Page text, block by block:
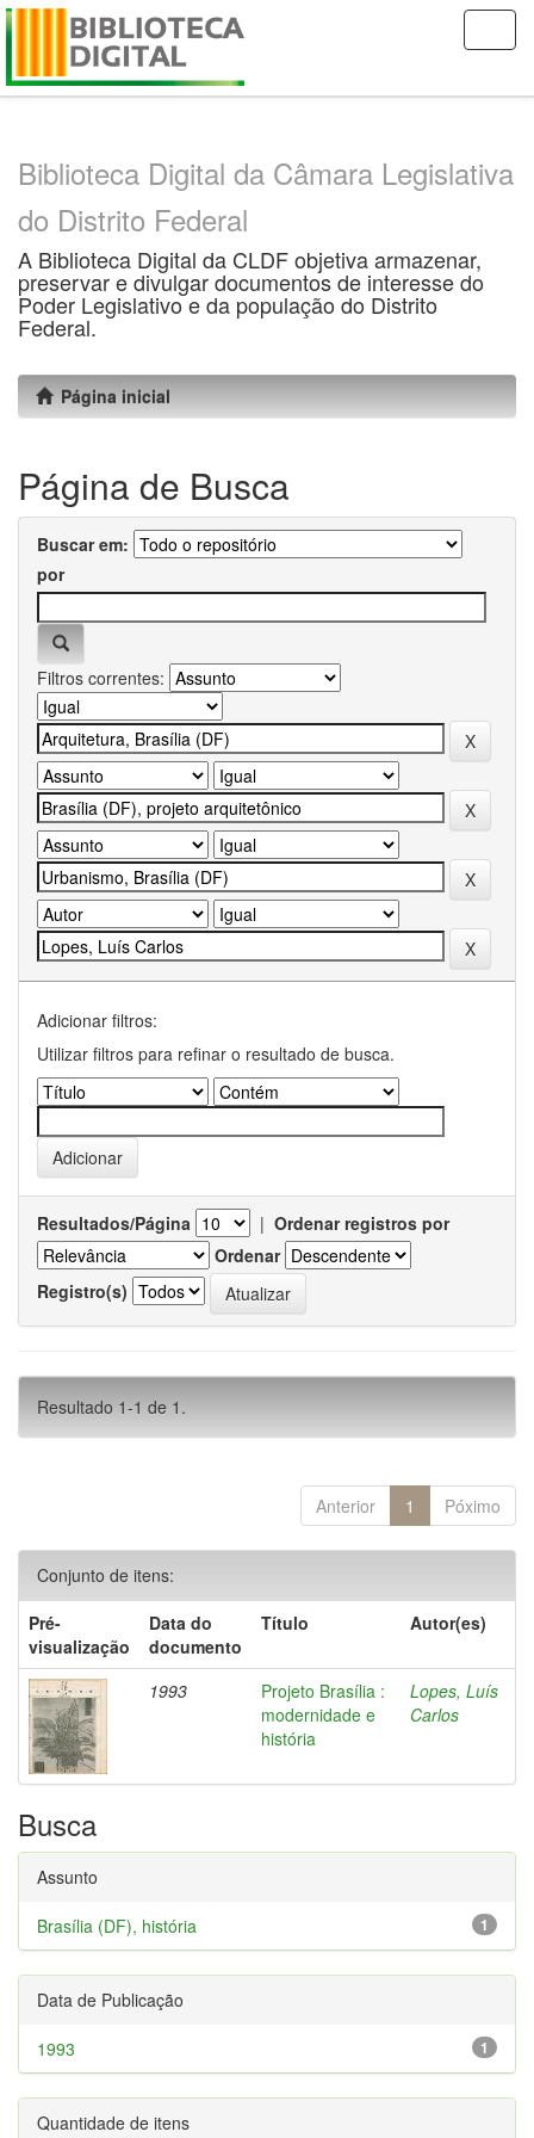
Skip
Biblioteca Digital da Câmara Legislativa
do Distrito Federal
A Biblioteca Digital da CLDF objetiva armazenar,
preservar e divulgar documentos de interesse do
Poder Legislativo e da população do Distrito
Federal.
Página inicial
Página de Busca
Buscar em:
por
Filtros correntes:
Adicionar filtros:
Utilizar filtros para refinar o resultado de busca.
Resultados/Página | Ordenar registros por
Ordenar
Registro(s)
Resultado 1-1 de 1.
Anterior 1 Póximo
Conjunto de itens:
Pré-
visualização
Data do
documento
Título Autor(es)
1993
Projeto Brasília :
modernidade e
história
Lopes, Luís
Carlos
Busca
Assunto
1
Brasília (DF), história
Data de Publicação
1
1993
Quantidade de itens